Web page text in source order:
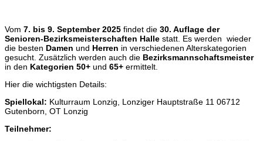
Vom 7. bis 9. September 2025 findet die 30. Auflage der
Senioren-Bezirksmeisterschaften Halle statt. Es werden wieder
die besten Damen und Herren in verschiedenen Alterskategorien
gesucht. Zusätzlich werden auch die Bezirksmannschaftsmeister
in den Kategorien 50+ und 65+ ermittelt.
Hier die wichtigsten Details:
Spiellokal: Kulturraum Lonzig, Lonziger Hauptstraße 11 06712
Gutenborn, OT Lonzig
Teilnehmer: